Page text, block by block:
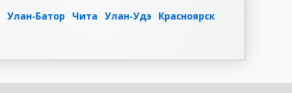
Улан-Батор Чита Улан-Удэ Красноярск